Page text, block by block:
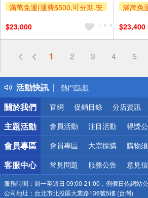
滿萬免運(運費$500,可分期,安
及使用6期以上分期0利率,需付
基本安裝運費)
$23,000
滿萬免
及使用6
$23,400
1 2 3 4 5
活動快訊
偏遠地區配送
得獎公告
熱門話題
銀行優惠
偏遠地區配送
詐騙網頁！請小心！
關於我們
官網 促銷目錄 分店資訊
主題活動 會員活動 注目活動 得獎
會員專區 會員專區 大宗採購 購物
客服中心 常見問題 服務公告 意見
服務時間： 週一至週日 09:00-21:00，例假日依網站
公司地址： 台北市北投區大業路136號5樓 (台灣)